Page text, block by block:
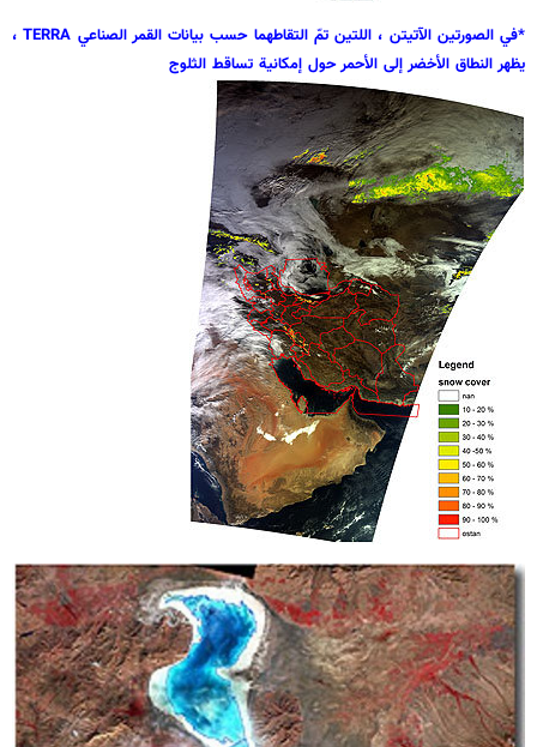
*في الصورتين الآتيتن ، اللتين تمّ التقاطهما حسب بيانات القمر الصناعي TERRA ،
يظهر النطاق الأخضر إلى الأحمر حول إمكانية تساقط الثلوج